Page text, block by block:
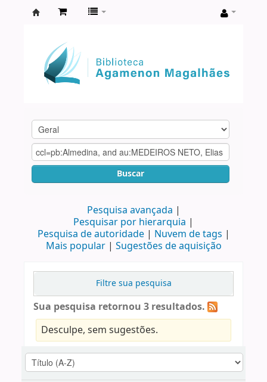
Agamenon
Magalhães
Buscar
Pesquisa avançada
Pesquisar por hierarquia
Pesquisa de autoridade
Nuvem de tags
Mais popular
Sugestões de aquisição
Filtre sua pesquisa
Sua pesquisa retornou 3 resultados.
Desculpe, sem sugestões.